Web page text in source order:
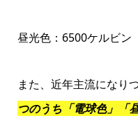
昼光色：6500ケルビン
また、近年主流になり
つのうち「電球色」「